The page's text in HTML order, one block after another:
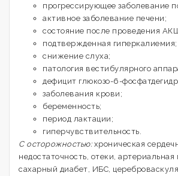
прогрессирующее заболевание
активное заболевание печени;
состояние после проведения
подтвержденная гиперкалиемия;
снижение слуха;
патология вестибулярного
дефицит глюкозо-6-
заболевания крови;
беременность;
период лактации;
гиперчувствительность.
С осторожностью:хроническая
недостаточность, отеки, артериальная
сахарный диабет, ИБС,